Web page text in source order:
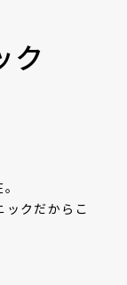
ク
ックだからこ